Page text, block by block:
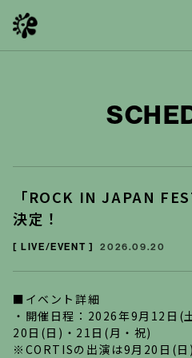
「ROCK IN JAPAN
決定！
[ LIVE/EVENT ] 2026.09.20
■イベント詳細
・開催日程：2026年9月12日(
20日(日)・21日(月・祝)
※CORTISの出演は9月20日(日)